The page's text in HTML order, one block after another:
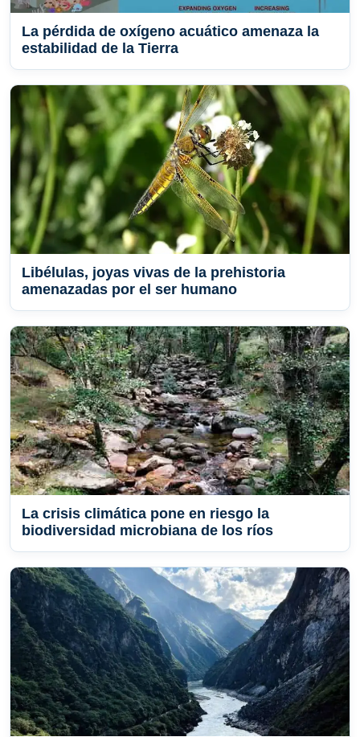
La pérdida de oxígeno acuático amenaza la
estabilidad de la Tierra
Libélulas, joyas vivas de la prehistoria
amenazadas por el ser humano
La crisis climática pone en riesgo la
biodiversidad microbiana de los ríos